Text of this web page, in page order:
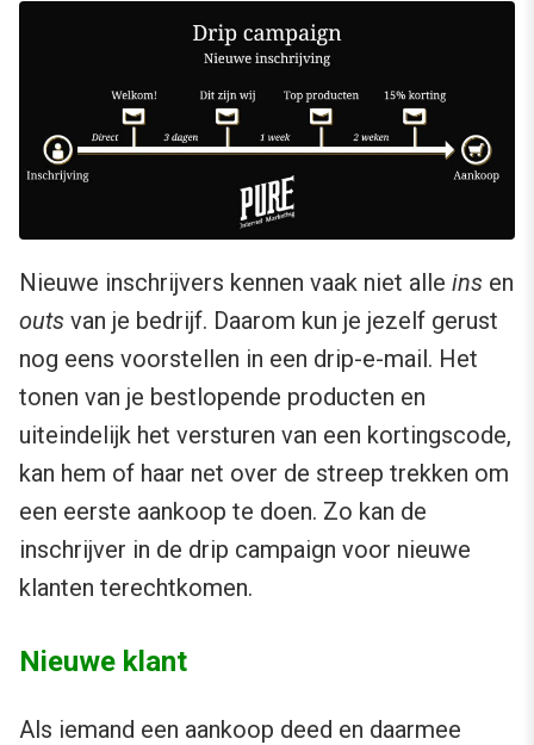
Nieuwe inschrijvers kennen vaak niet alle ins en
outs van je bedrijf. Daarom kun je jezelf gerust
nog eens voorstellen in een drip-e-mail. Het
tonen van je bestlopende producten en
uiteindelijk het versturen van een kortingscode,
kan hem of haar net over de streep trekken om
een eerste aankoop te doen. Zo kan de
inschrijver in de drip campaign voor nieuwe
klanten terechtkomen.
Nieuwe klant
Als iemand een aankoop deed en daarmee